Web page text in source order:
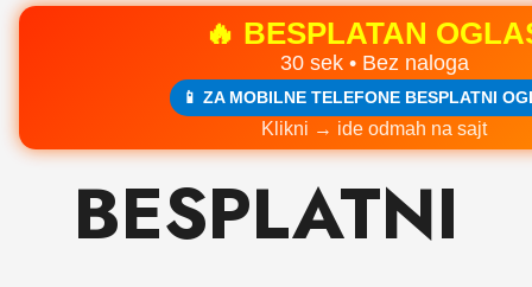
🔥 BESPLATAN
30 sek • Bez naloga
📱 ZA MOBILNE TELEFONE BESPLATNI
Klikni → ide odmah na sajt
Skip
BESPLATNI